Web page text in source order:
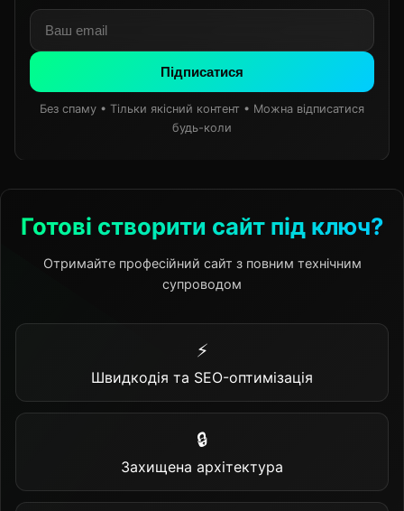
Підписатися
Без спаму • Тільки якісний контент • Можна відписатися
будь-коли
Готові створити сайт під ключ?
Отримайте професійний сайт з повним технічним
супроводом
⚡
Швидкодія та SEO-оптимізація
🔒
Захищена архітектура